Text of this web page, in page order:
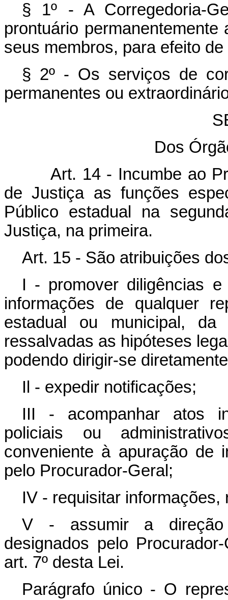
§ 1º - A Corregedoria-
prontuário
seus membros, para efeito
§ 2º - Os serviços de
permanentes ou
Dos
Art. 14 - Incumbe ao
de Justiça as funções
Público estadual na
Justiça, na primeira.
Art. 15 - São atribuições
I - promover diligências
informações de qualquer
estadual ou municipal, da
ressalvadas as hipóteses
podendo dirigir-se
Il - expedir notificações;
III - acompanhar atos
policiais ou
conveniente à apuração de
pelo Procurador-Geral;
IV - requisitar
V - assumir a direção
designados pelo
art. 7º desta Lei.
Parágrafo único - O